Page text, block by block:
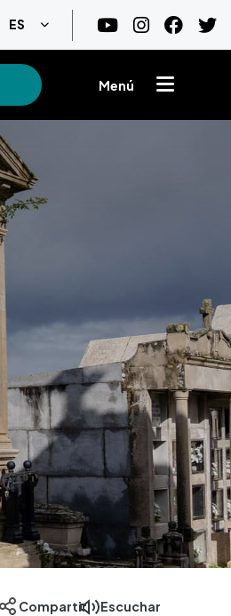
ES Lista adicional de acciones
Menú
Compartir Escuchar